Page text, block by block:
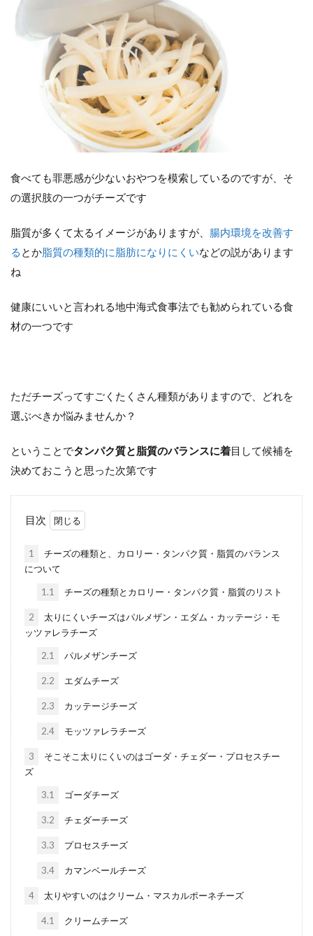
食べても罪悪感が少ないおやつを模索しているのですが、そ
の選択肢の一つがチーズです
脂質が多くて太るイメージがありますが、 腸内環境を改善す
る とか脂質の種類的に脂肪になりにくいなどの説があります
ね
健康にいいと言われる地中海式食事法でも勧められている食
材の一つです
ただチーズってすごくたくさん種類がありますので、どれを
選ぶべきか悩みませんか？
ということでタンパク質と脂質のバランスに着目して候補を
決めておこうと思った次第です
目次
1
チーズの種類と、カロリー・タンパク質・脂質のバランス
について
1.1 チーズの種類とカロリー・タンパク質・脂質のリスト
2
太りにくいチーズはパルメザン・エダム・カッテージ・モ
ッツァレラチーズ
2.1 パルメザンチーズ
2.2 エダムチーズ
2.3 カッテージチーズ
2.4 モッツァレラチーズ
3
そこそこ太りにくいのはゴーダ・チェダー・プロセスチー
ズ
3.1 ゴーダチーズ
3.2 チェダーチーズ
3.3 プロセスチーズ
3.4 カマンベールチーズ
4 太りやすいのはクリーム・マスカルポーネチーズ
4.1 クリームチーズ